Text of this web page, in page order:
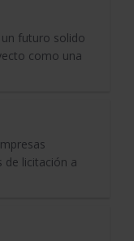
futuro solido
como una
de licitación a